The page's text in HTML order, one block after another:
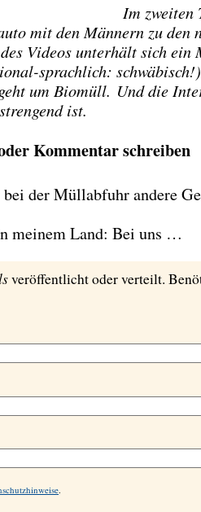
Im zweiten
mit den Männern zu den
Videos unterhält sich
sprachlich: schwäbisch!)
um Biomüll. Und die
ist.
Kommentar schreiben
bei der Müllabfuhr andere
meinem Land: Bei uns …
veröffentlicht oder verteilt.
.